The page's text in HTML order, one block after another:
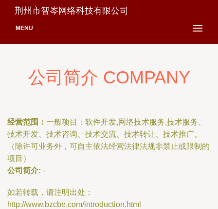
荆州市智岑网络科技有限公司
MENU
公司简介 COMPANY
经营范围： 一般项目：软件开发,网络技术服务,技术服务、
技术开发、技术咨询、技术交流、技术转让、技术推广。
（除许可业务外，可自主依法经营法律法规非禁止或限制的
项目）
公司简介: -
如若转载，请注明出处：
http://www.bzcbe.com/introduction.html